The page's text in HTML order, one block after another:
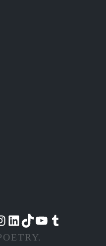
トへ LinkedIn アカウントへTikTok アカウントへ YouTube チャンネルへ Tumblr アカウントへ